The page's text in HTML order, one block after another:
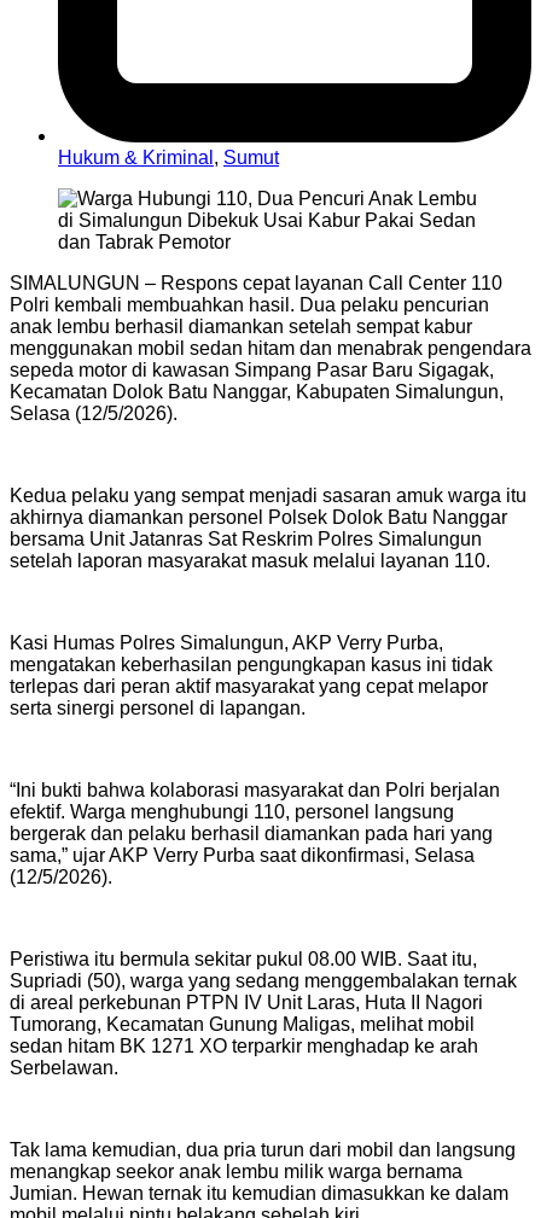
Hukum & Kriminal , Sumut
SIMALUNGUN – Respons cepat layanan Call Center 110
Polri kembali membuahkan hasil. Dua pelaku pencurian
anak lembu berhasil diamankan setelah sempat kabur
menggunakan mobil sedan hitam dan menabrak pengendara
sepeda motor di kawasan Simpang Pasar Baru Sigagak,
Kecamatan Dolok Batu Nanggar, Kabupaten Simalungun,
Selasa (12/5/2026).
Kedua pelaku yang sempat menjadi sasaran amuk warga itu
akhirnya diamankan personel Polsek Dolok Batu Nanggar
bersama Unit Jatanras Sat Reskrim Polres Simalungun
setelah laporan masyarakat masuk melalui layanan 110.
Kasi Humas Polres Simalungun, AKP Verry Purba,
mengatakan keberhasilan pengungkapan kasus ini tidak
terlepas dari peran aktif masyarakat yang cepat melapor
serta sinergi personel di lapangan.
“Ini bukti bahwa kolaborasi masyarakat dan Polri berjalan
efektif. Warga menghubungi 110, personel langsung
bergerak dan pelaku berhasil diamankan pada hari yang
sama,” ujar AKP Verry Purba saat dikonfirmasi, Selasa
(12/5/2026).
Peristiwa itu bermula sekitar pukul 08.00 WIB. Saat itu,
Supriadi (50), warga yang sedang menggembalakan ternak
di areal perkebunan PTPN IV Unit Laras, Huta II Nagori
Tumorang, Kecamatan Gunung Maligas, melihat mobil
sedan hitam BK 1271 XO terparkir menghadap ke arah
Serbelawan.
Tak lama kemudian, dua pria turun dari mobil dan langsung
menangkap seekor anak lembu milik warga bernama
Jumian. Hewan ternak itu kemudian dimasukkan ke dalam